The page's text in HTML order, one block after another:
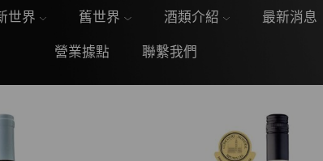
世界 舊世界 酒類介紹 最新消息
營業據點 聯繫我們